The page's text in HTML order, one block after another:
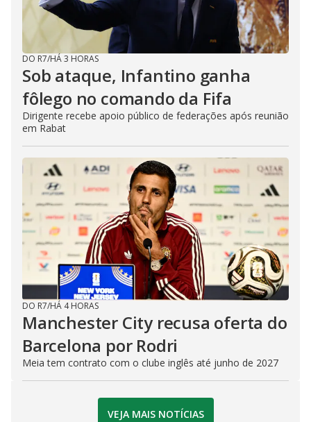
DO R7/HÁ 3 HORAS
Sob ataque, Infantino ganha
fôlego no comando da Fifa
Dirigente recebe apoio público de federações após reunião
em Rabat
DO R7/HÁ 4 HORAS
Manchester City recusa oferta do
Barcelona por Rodri
Meia tem contrato com o clube inglês até junho de 2027
VEJA MAIS NOTÍCIAS